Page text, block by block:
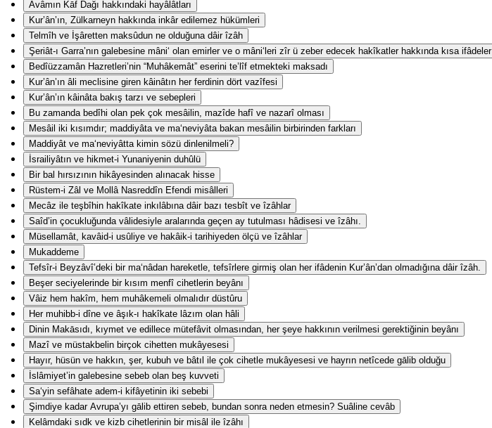
Avâmın Kāf Dağı hakkındaki hayâlâtları
Kur’ân’ın, Zülkarneyn hakkında inkâr edilemez hükümleri
Telmîh ve İşâretten maksûdun ne olduğuna dâir îzâh
Şeriât-ı Garra’nın galebesine mâni‘ olan emirler ve o mâni‘leri zîr ü zeber edecek hakîkatler hakkında kısa ifâdeler
Bedîüzzamân Hazretleri’nin “Muhâkemât” eserini te’lîf etmekteki maksadı
Kur’ân’ın âli meclisine giren kâinâtın her ferdinin dört vazîfesi
Kur’ân’ın kâinâta bakış tarzı ve sebepleri
Bu zamanda bedîhi olan pek çok mesâilin, mazîde hafî ve nazarî olması
Mesâil iki kısımdır; maddiyâta ve ma‘neviyâta bakan mesâilin birbirinden farkları
Maddiyât ve ma‘neviyâtta kimin sözü dinlenilmeli?
İsrailiyâtın ve hikmet-i Yunaniyenin duhûlü
Bir bal hırsızının hikâyesinden alınacak hisse
Rüstem-i Zâl ve Mollâ Nasreddîn Efendi misâlleri
Mecâz ile teşbîhin hakîkate inkılâbına dâir bazı tesbît ve îzâhlar
Saîd’in çocukluğunda vâlidesiyle aralarında geçen ay tutulması hâdisesi ve îzâhı.
Müsellamât, kavâid-i usûliye ve hakâik-i tarihiyeden ölçü ve îzâhlar
Mukaddeme
Tefsîr-i Beyzâvî’deki bir ma‘nâdan hareketle, tefsîrlere girmiş olan her ifâdenin Kur’ân’dan olmadığına dâir îzâh.
Beşer seciyelerinde bir kısım menfî cihetlerin beyânı
Vâiz hem hakîm, hem muhâkemeli olmalıdır düstûru
Her muhibb-i dîne ve âşık-ı hakîkate lâzım olan hâli
Dinin Makāsıdı, kıymet ve edillece mütefâvit olmasından, her şeye hakkının verilmesi gerektiğinin beyânı
Mazî ve müstakbelin birçok cihetten mukâyesesi
Hayır, hüsün ve hakkın, şer, kubuh ve bâtıl ile çok cihetle mukâyesesi ve hayrın netîcede gālib olduğu
İslâmiyet’in galebesine sebeb olan beş kuvveti
Sa‘yin sefâhate adem-i kifâyetinin iki sebebi
Şimdiye kadar Avrupa’yı gālib ettiren sebeb, bundan sonra neden etmesin? Suâline cevâb
Kelâmdaki sıdk ve kizb cihetlerinin bir misâl ile îzâhı